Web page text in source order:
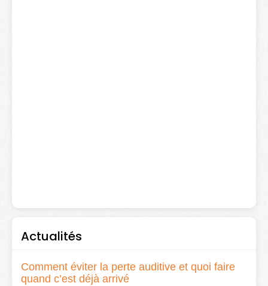
Actualités
Comment éviter la perte auditive et quoi faire
quand c’est déjà arrivé